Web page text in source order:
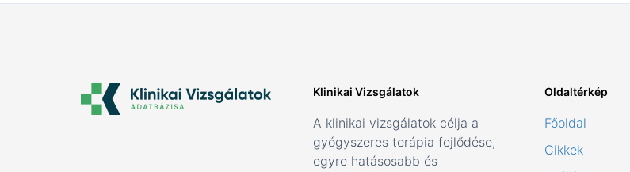
Klinikai Vizsgálatok
A klinikai vizsgálatok célja a
gyógyszeres terápia fejlődése,
egyre hatásosabb és
Oldaltérkép
Főoldal
Cikkek